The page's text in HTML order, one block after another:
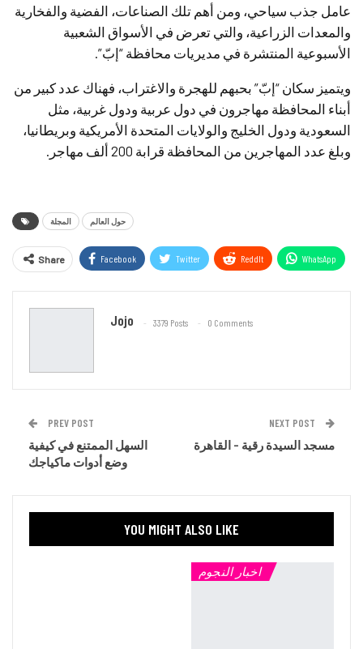
عامل جذب سياحي، ومن أهم تلك الصناعات، الفضية والفخارية
والمعدات الزراعية، والتي تعرض في الأسواق الشعبية
الأسبوعية المنتشرة في مديريات محافظة “إبّ”.
ويتميز سكان “إبّ” بحبهم للهجرة والاغتراب، فهناك عدد كبير من
أبناء المحافظة مهاجرون في دول عربية ودول غربية، مثل
السعودية ودول الخليج والولايات المتحدة الأمريكية وبريطانيا،
وبلغ عدد المهاجرين من المحافظة قرابة 200 ألف مهاجر.
المجلة حول العالم
Share Facebook Twitter ReddIt WhatsApp
Jojo 3379 Posts 0 Comments
PREV POST
السهل الممتنع في كيفية
وضع أدوات ماكياجك
NEXT POST
مسجد السيدة رقية – القاهرة
YOU MIGHT ALSO LIKE
اخبار النجوم